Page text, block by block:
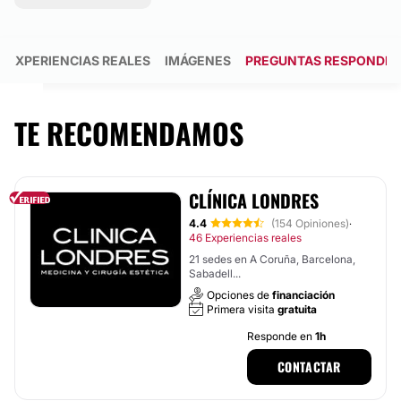
EXPERIENCIAS REALES IMÁGENES PREGUNTAS
TE RECOMENDAMOS
CLÍNICA LONDRES
4.4 (154 Opiniones)·
46 Experiencias reales
21 sedes en A Coruña, Barcelona,
Sabadell...
Opciones de financiación
Primera visita gratuita
Responde en 1h
CONTACTAR